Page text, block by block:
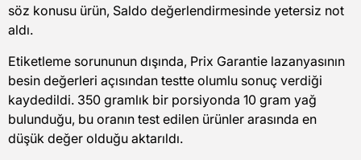
söz konusu ürün, Saldo değerlendirmesinde yetersiz not
aldı.
Etiketleme sorununun dışında, Prix Garantie lazanyasının
besin değerleri açısından testte olumlu sonuç verdiği
kaydedildi. 350 gramlık bir porsiyonda 10 gram yağ
bulunduğu, bu oranın test edilen ürünler arasında en
düşük değer olduğu aktarıldı.